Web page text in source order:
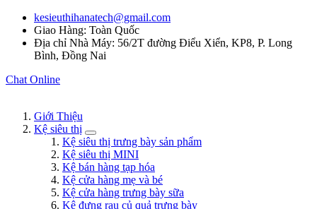
kesieuthihanatech@gmail.com
Giao Hàng: Toàn Quốc
Địa chỉ Nhà Máy: 56/2T đường Điểu Xiển, KP8, P. Long
Bình, Đồng Nai
Chat Online
Giới Thiệu
Kệ siêu thị
Kệ siêu thị trưng bày sản phẩm
Kệ siêu thị MINI
Kệ bán hàng tạp hóa
Kệ cửa hàng mẹ và bé
Kệ cửa hàng trưng bày sữa
Kệ đựng rau củ quả trưng bày